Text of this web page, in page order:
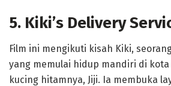
5. Kiki’s Delivery
Film ini mengikuti kisah Kiki,
yang memulai hidup mandiri di
kucing hitamnya, Jiji. Ia membuka